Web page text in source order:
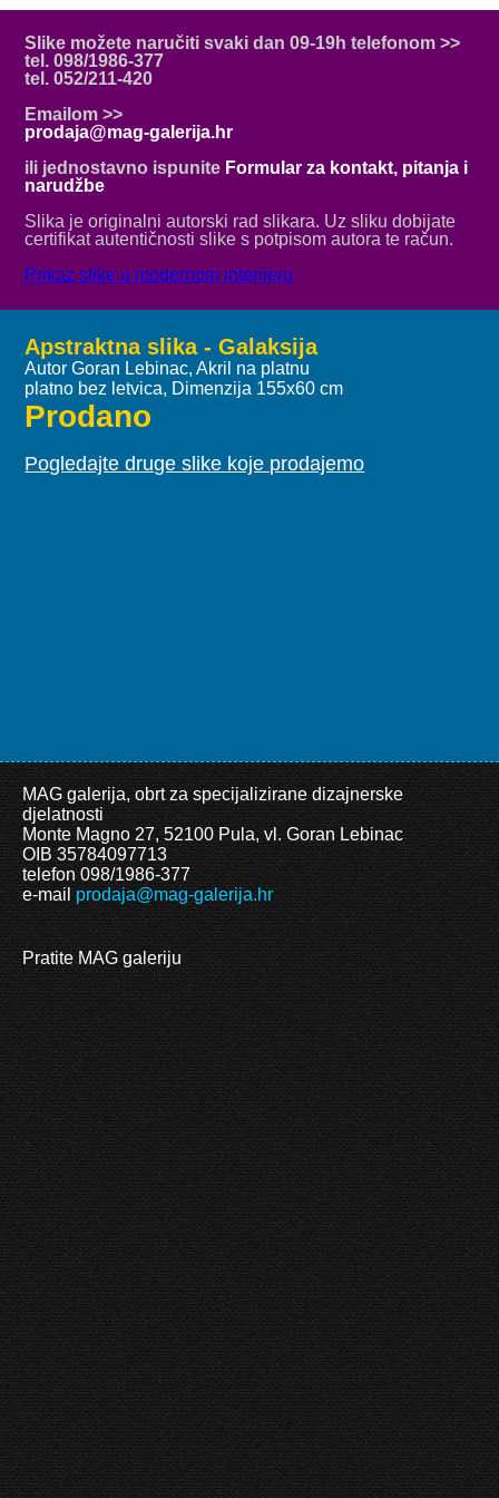
Slike možete naručiti svaki dan 09-19h telefonom >>
tel. 098/1986-377
tel. 052/211-420
Emailom >>
prodaja@mag-galerija.hr
ili jednostavno ispunite Formular za kontakt, pitanja i
narudžbe
Slika je originalni autorski rad slikara. Uz sliku dobijate
certifikat autentičnosti slike s potpisom autora te račun.
Prikaz slike u modernom interijeru
Apstraktna slika - Galaksija
Autor Goran Lebinac, Akril na platnu
platno bez letvica, Dimenzija 155x60 cm
Prodano
Pogledajte druge slike koje prodajemo
MAG galerija, obrt za specijalizirane dizajnerske
djelatnosti
Monte Magno 27, 52100 Pula, vl. Goran Lebinac
OIB 35784097713
telefon 098/1986-377
e-mailprodaja@mag-galerija.hr
Pratite MAG galeriju